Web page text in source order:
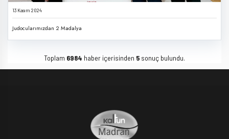
13 Kasım 2024
Judocularımızdan 2 Madalya
Toplam 6984 haber içerisinden 5 sonuç bulundu.